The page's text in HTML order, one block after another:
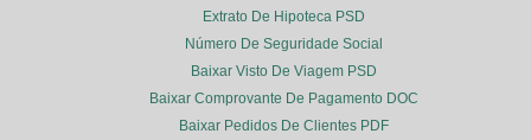
Extrato De Hipoteca PSD
Número De Seguridade Social
Baixar Visto De Viagem PSD
Baixar Comprovante De Pagamento DOC
Baixar Pedidos De Clientes PDF